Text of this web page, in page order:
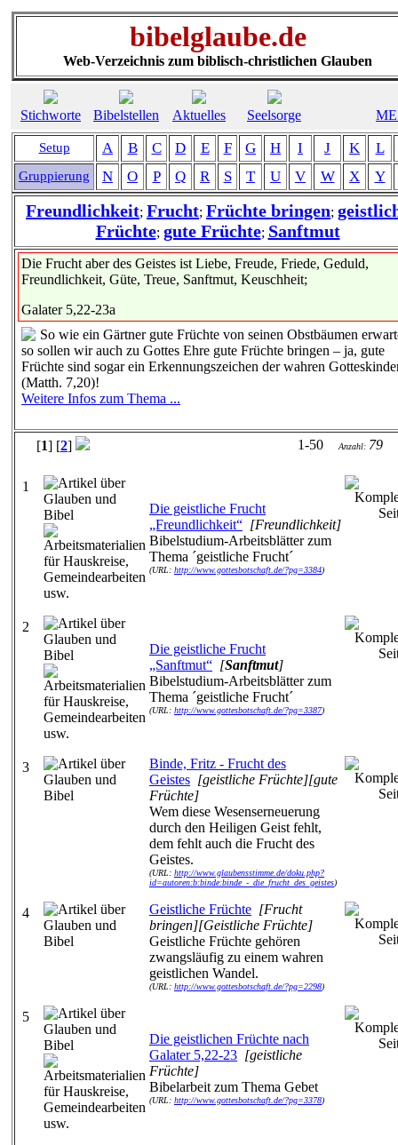
bibelglaube.de
Web-Verzeichnis zum biblisch-christlichen Glauben
Stichworte Bibelstellen Aktuelles Seelsorge
Setup A B C D E F G H I J K L
Gruppierung N O P Q R S T U V W X Y
Freundlichkeit; Frucht; Früchte bringen;
Früchte; gute Früchte; Sanftmut
Die Frucht aber des Geistes ist Liebe, Freude, Friede, Geduld,
Freundlichkeit, Güte, Treue, Sanftmut, Keuschheit;
Galater 5,22-23a
So wie ein Gärtner gute Früchte von seinen Obstbäumen
so sollen wir auch zu Gottes Ehre gute Früchte bringen – ja, gute
Früchte sind sogar ein Erkennungszeichen der wahren
(Matth. 7,20)!
Weitere Infos zum Thema ...
[1] [2] 1-50 Anzahl: 79
1
Die geistliche Frucht
„Freundlichkeit“ [Freundlichkeit]
Bibelstudium-Arbeitsblätter zum
Thema ´geistliche Frucht´
(URL: http://www.gottesbotschaft.de/?pg=3384)
2
Die geistliche Frucht
„Sanftmut“ [Sanftmut]
Bibelstudium-Arbeitsblätter zum
Thema ´geistliche Frucht´
(URL: http://www.gottesbotschaft.de/?pg=3387)
3
Binde, Fritz - Frucht des
Geistes [geistliche Früchte][gute
Früchte]
Wem diese Wesenserneuerung
durch den Heiligen Geist fehlt,
dem fehlt auch die Frucht des
Geistes.
(URL: http://www.glaubensstimme.de/doku.php?
id=autoren:b:binde:binde_-_die_frucht_des_geistes)
4 Geistliche Früchte [Frucht
bringen][Geistliche Früchte]
Geistliche Früchte gehören
zwangsläufig zu einem wahren
geistlichen Wandel.
(URL: http://www.gottesbotschaft.de/?pg=2298)
5
Die geistlichen Früchte nach
Galater 5,22-23 [geistliche
Früchte]
Bibelarbeit zum Thema Gebet
(URL: http://www.gottesbotschaft.de/?pg=3378)